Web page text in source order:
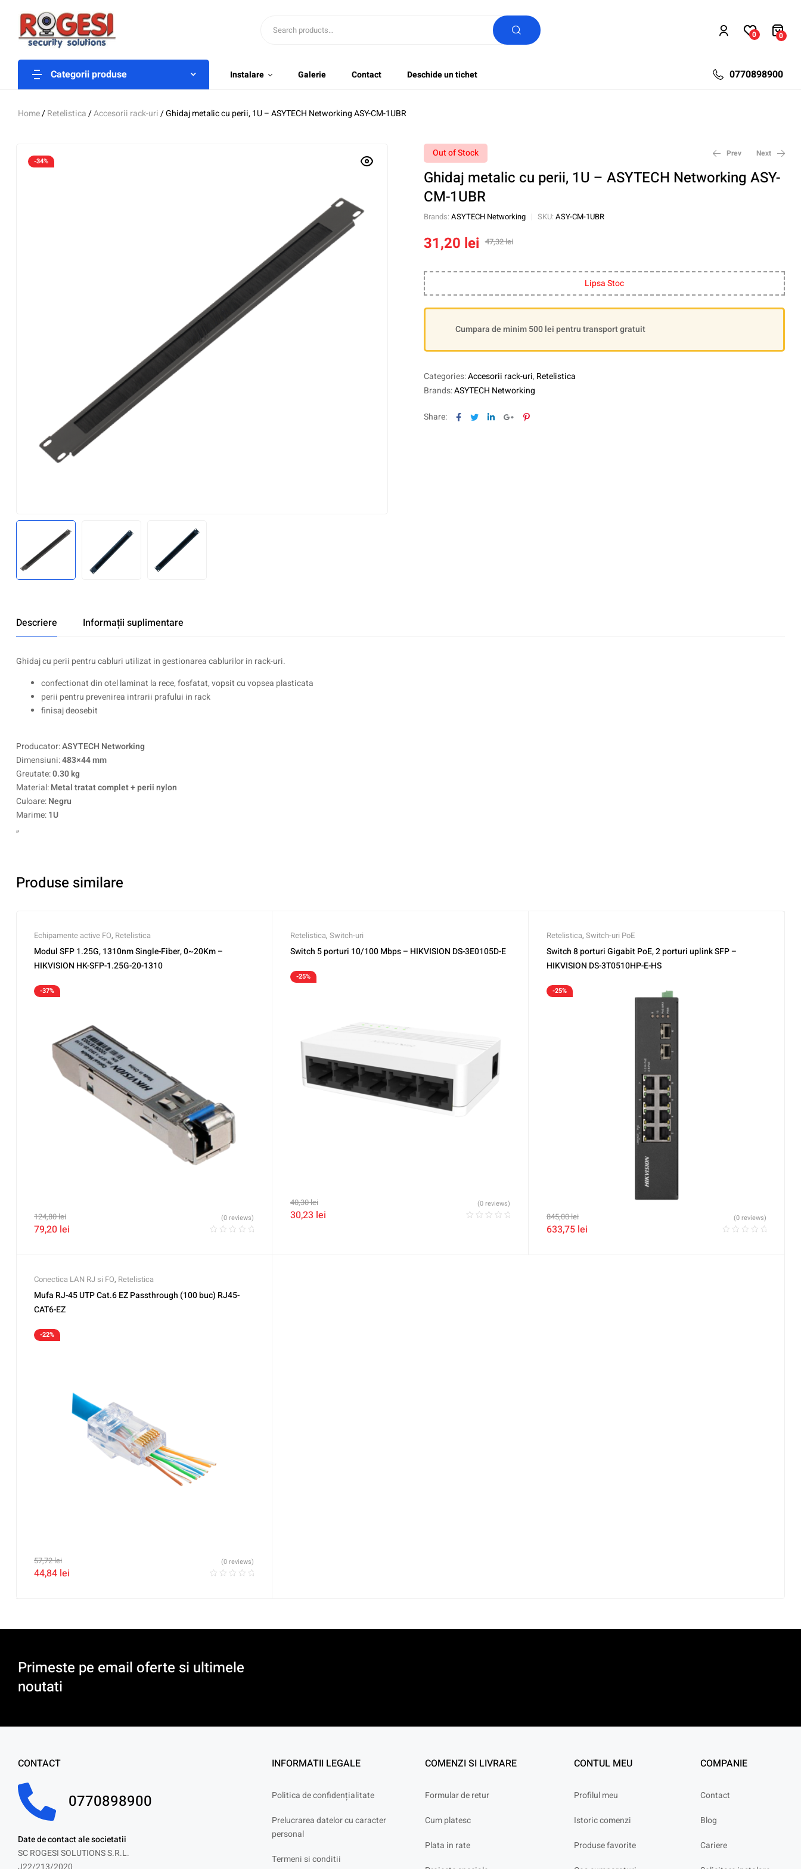
0 0
Categorii produse Instalare Galerie Contact Deschide un tichet 0770898900
Home/Retelistica/Accesorii rack-uri/ Ghidaj metalic cu perii, 1U – ASYTECH Networking ASY-CM-1UBR
-34%
Out of Stock Prev Next
Ghidaj metalic cu perii, 1U – ASYTECH Networking ASY-
CM-1UBR
Brands: ASYTECH Networking SKU: ASY-CM-1UBR
47,32lei
31,20 lei
Lipsa Stoc
Cumpara de minim 500 lei pentru transport gratuit
Categories:Accesorii rack-uri, Retelistica
Brands:ASYTECH Networking
Share: Facebook
TwitterLinkedinGoogle+Pinterest
Descriere Informații suplimentare
Ghidaj cu perii pentru cabluri utilizat in gestionarea cablurilor in rack-uri.
confectionat din otel laminat la rece, fosfatat, vopsit cu vopsea plasticata
perii pentru prevenirea intrarii prafului in rack
finisaj deosebit
Producator:ASYTECH Networking
Dimensiuni:483×44 mm
Greutate:0.30 kg
Material:Metal tratat complet + perii nylon
Culoare:Negru
Marime:1U
„
Produse similare
Echipamente active FO, Retelistica
Modul SFP 1.25G, 1310nm Single-Fiber, 0~20Km –
HIKVISION HK-SFP-1.25G-20-1310
-37%
124,80lei
79,20 lei
(0 reviews)
Retelistica, Switch-uri
Switch 5 porturi 10/100 Mbps – HIKVISION DS-3E0105D-E
-25%
40,30lei
30,23 lei
(0 reviews)
Retelistica, Switch-uri PoE
Switch 8 porturi Gigabit PoE, 2 porturi uplink SFP –
HIKVISION DS-3T0510HP-E-HS
-25%
845,00lei
633,75 lei
(0 reviews)
Conectica LAN RJ si FO, Retelistica
Mufa RJ-45 UTP Cat.6 EZ Passthrough (100 buc) RJ45-
CAT6-EZ
-22%
57,72lei
44,84 lei
(0 reviews)
Primeste pe email oferte si ultimele
noutati
CONTACT
0770898900
Date de contact ale societatii
SC ROGESI SOLUTIONS S.R.L.
INFORMATII LEGALE
Politica de confidențialitate
Prelucrarea datelor cu caracter
personal
Termeni si conditii
COMENZI SI LIVRARE
Formular de retur
Cum platesc
Plata in rate
CONTUL MEU
Profilul meu
Istoric comenzi
Produse favorite
COMPANIE
Contact
Blog
Cariere